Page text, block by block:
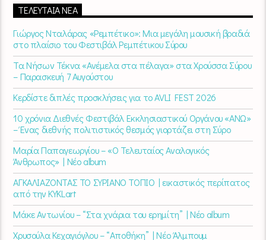
ΤΕΛΕΥΤΑΊΑ ΝΈΑ
Γιώργος Νταλάρας «Ρεμπέτικο»: Μια μεγάλη μουσική βραδιά
στο πλαίσιο του Φεστιβάλ Ρεμπέτικου Σύρου
Τα Νήσων Τέκνα «Ανέμελα στα πέλαγα» στα Χρούσσα Σύρου
– Παρασκευή 7 Αυγούστου
Κερδίστε διπλές προσκλήσεις για το AVLI FEST 2026
10 χρόνια Διεθνές Φεστιβάλ Εκκλησιαστικού Οργάνου «ΑΝΩ»
– Ένας διεθνής πολιτιστικός θεσμός γιορτάζει στη Σύρο​
Μαρία Παπαγεωργίου – «Ο Τελευταίος Αναλογικός
Άνθρωπος» | Νέο album
ΑΓΚΑΛΙΑΖΟΝΤΑΣ ΤΟ ΣΥΡΙΑΝΟ ΤΟΠΙΟ | εικαστικός περίπατος
από την KYKLart
Μάκε Αντωνίου – “Στα χνάρια του ερημίτη” | Νέο album
Χρυσούλα Κεχαγιόγλου – “Αποθήκη” | Νέο Άλμπουμ